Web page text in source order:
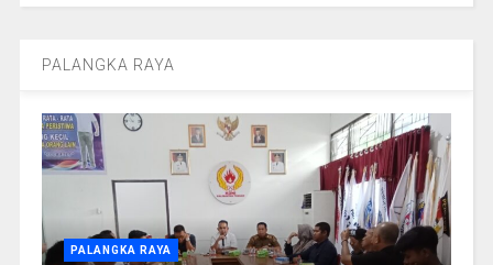
PALANGKA RAYA
PALANGKA RAYA